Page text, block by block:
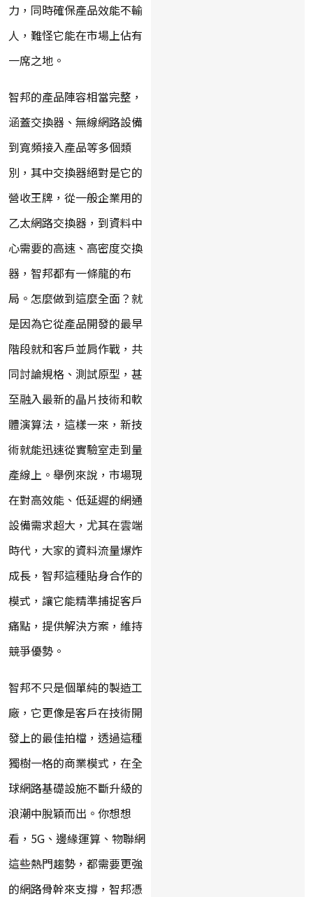
力，同時確保產品效能不輸
人，難怪它能在市場上佔有
一席之地。
智邦的產品陣容相當完整，
涵蓋交換器、無線網路設備
到寬頻接入產品等多個類
別，其中交換器絕對是它的
營收王牌，從一般企業用的
乙太網路交換器，到資料中
心需要的高速、高密度交換
器，智邦都有一條龍的布
局。怎麼做到這麼全面？就
是因為它從產品開發的最早
階段就和客戶並肩作戰，共
同討論規格、測試原型，甚
至融入最新的晶片技術和軟
體演算法，這樣一來，新技
術就能迅速從實驗室走到量
產線上。舉例來說，市場現
在對高效能、低延遲的網通
設備需求超大，尤其在雲端
時代，大家的資料流量爆炸
成長，智邦這種貼身合作的
模式，讓它能精準捕捉客戶
痛點，提供解決方案，維持
競爭優勢。
智邦不只是個單純的製造工
廠，它更像是客戶在技術開
發上的最佳拍檔，透過這種
獨樹一格的商業模式，在全
球網路基礎設施不斷升級的
浪潮中脫穎而出。你想想
看，5G、邊緣運算、物聯網
這些熱門趨勢，都需要更強
的網路骨幹來支撐，智邦憑